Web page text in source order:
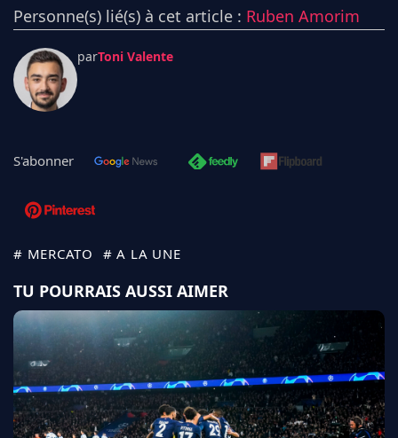
Personne(s) lié(s) à cet article : Ruben Amorim
parToni Valente
S'abonner
# MERCATO # A LA UNE
TU POURRAIS AUSSI AIMER